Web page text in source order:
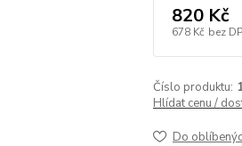
820 Kč
678 Kč bez
Číslo produktu:
Hlídat cenu /
Do